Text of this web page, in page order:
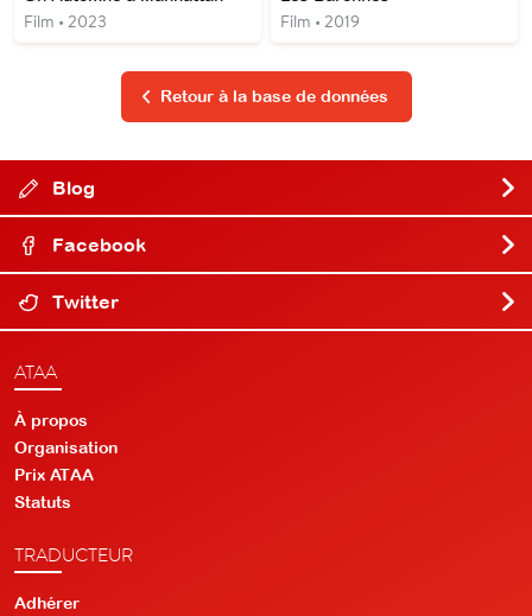
Film • 2023 Film • 2019
Retour à la base de données
Blog
Facebook
Twitter
ATAA
À propos
Organisation
Prix ATAA
Statuts
TRADUCTEUR
Adhérer